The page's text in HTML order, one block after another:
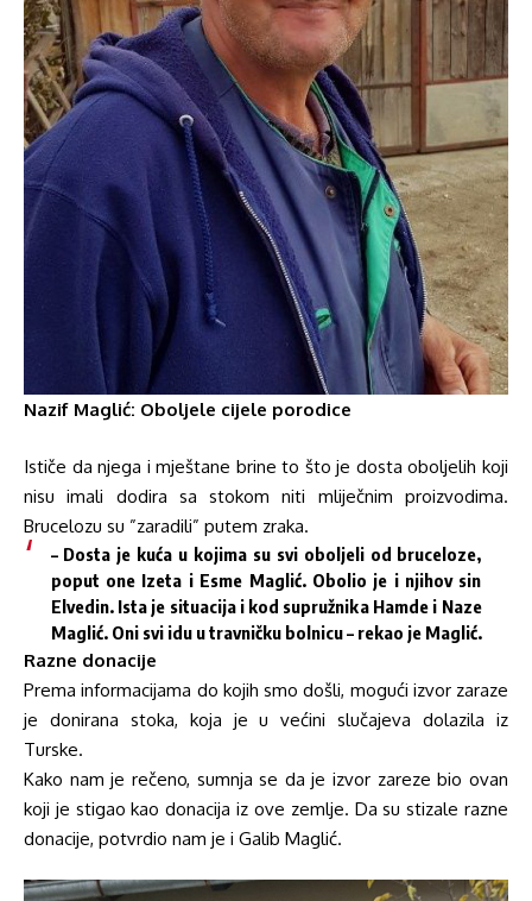
Nazif Maglić: Oboljele cijele porodice
Ističe da njega i mještane brine to što je dosta oboljelih koji
nisu imali dodira sa stokom niti mliječnim proizvodima.
Brucelozu su ”zaradili” putem zraka.
– Dosta je kuća u kojima su svi oboljeli od bruceloze,
poput one Izeta i Esme Maglić. Obolio je i njihov sin
Elvedin. Ista je situacija i kod supružnika Hamde i Naze
Maglić. Oni svi idu u travničku bolnicu – rekao je Maglić.
Razne donacije
Prema informacijama do kojih smo došli, mogući izvor zaraze
je donirana stoka, koja je u većini slučajeva dolazila iz
Turske.
Kako nam je rečeno, sumnja se da je izvor zareze bio ovan
koji je stigao kao donacija iz ove zemlje. Da su stizale razne
donacije, potvrdio nam je i Galib Maglić.